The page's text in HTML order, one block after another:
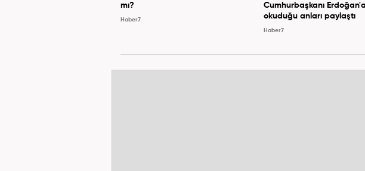
mı?
Haber7
Cumhurbaşkanı
okuduğu anları paylaştı
Haber7